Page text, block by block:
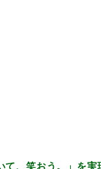
て、笑おう。」を実